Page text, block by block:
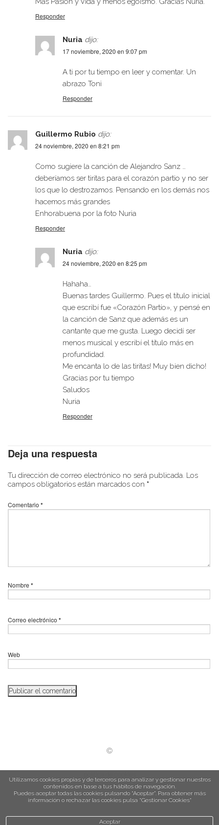
Responder
Nuria dijo:
17 noviembre, 2020 en 9:07 pm
A ti por tu tiempo en leer y comentar. Un
abrazo Toni
Responder
Guillermo Rubio dijo:
24 noviembre, 2020 en 8:21 pm
Como sugiere la canción de Alejandro Sanz …
deberíamos ser tiritas para el corazón partio y no ser
los que lo destrozamos. Pensando en los demás nos
hacemos más grandes
Enhorabuena por la foto Nuria
Responder
Nuria dijo:
24 noviembre, 2020 en 8:25 pm
Hahaha…
Buenas tardes Guillermo. Pues el título inicial
que escribí fue «Corazón Partío», y pensé en
la canción de Sanz que además es un
cantante que me gusta. Luego decidí ser
menos musical y escribí el título más en
profundidad.
Me encanta lo de las tiritas! Muy bien dicho!
Gracias por tu tiempo
Saludos
Nuria
Responder
Deja una respuesta
Tu dirección de correo electrónico no será publicada. Los
campos obligatorios están marcados con *
Comentario *
Nombre *
Correo electrónico *
Web
Utilizamos cookies propias y de terceros para analizar y gestionar nuestros
contenidos en base a tus hábitos de navegación.
Puedes aceptar todas las cookies pulsando “Aceptar”. Para obtener más
información o rechazar las cookies pulsa “Gestionar Cookies“
Aceptar